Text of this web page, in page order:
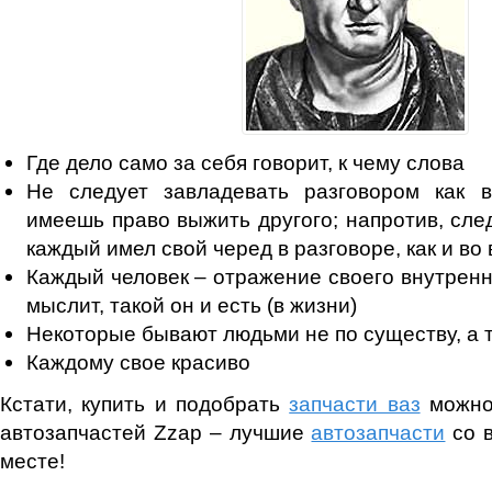
Где дело само за себя говорит, к чему слова
Не следует завладевать разговором как
имеешь право выжить другого; напротив,
каждый имел свой черед в разговоре, как и
Каждый человек – отражение своего
мыслит, такой он и есть (в жизни)
Некоторые бывают людьми не по существу, а
Каждому свое красиво
Кстати, купить и подобратьзапчасти ваз
автозапчастей Zzap – лучшиеавтозапчасти со
месте!